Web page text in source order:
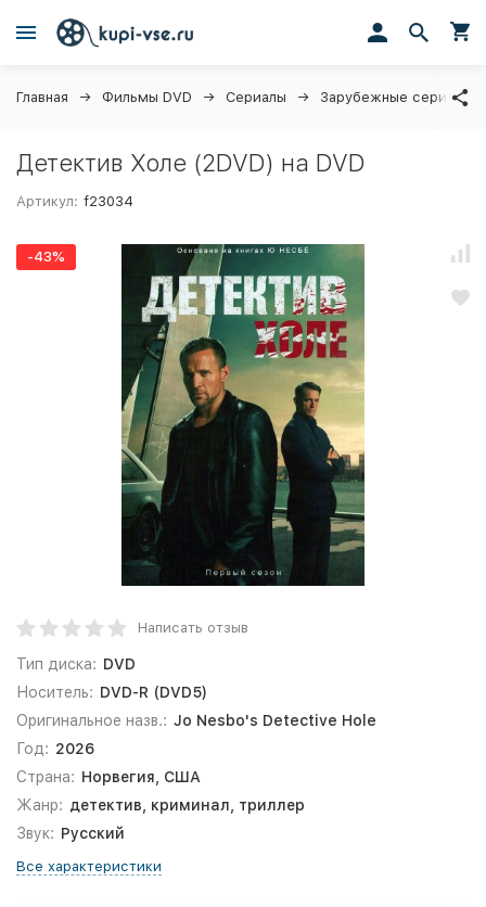
Главная Фильмы DVD Сериалы Зарубежные сериалы
Детектив Холе (2DVD) на DVD
Артикул: f23034
-43%
Написать отзыв
Тип диска: DVD
Носитель: DVD-R (DVD5)
Оригинальное назв.: Jo Nesbo's Detective Hole
Год: 2026
Страна: Норвегия, США
Жанр: детектив, криминал, триллер
Звук: Русский
Все характеристики